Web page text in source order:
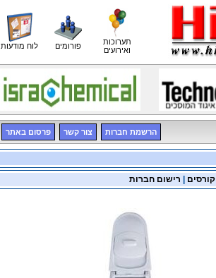
לוח מודעות פורומים
תערוכות
ואירועים
הרשמת חברות צור קשר פרסום באתר
קורסים רישום חברות